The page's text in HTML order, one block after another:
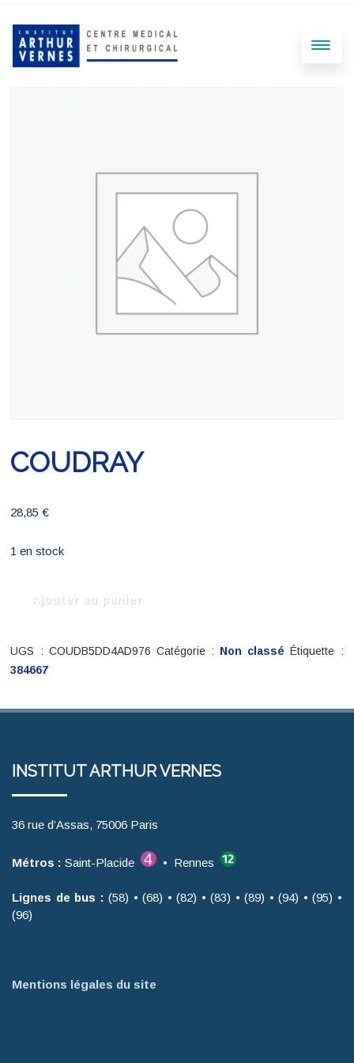
COUDRAY
28,85€
1 en stock
Ajouter au panier
UGS : COUDB5DD4AD976 Catégorie : Non classé Étiquette :
384667
INSTITUT ARTHUR VERNES
36 rue d’Assas, 75006 Paris
Métros : Saint-Placide • Rennes
Lignes de bus : (58) • (68) • (82) • (83) • (89) • (94) • (95) •
(96)
Mentions légales du site